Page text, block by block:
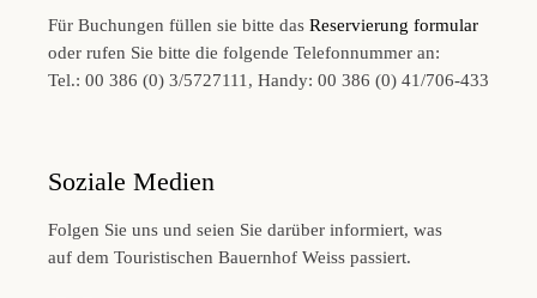
Für Buchungen füllen sie bitte das Reservierung formular
oder rufen Sie bitte die folgende Telefonnummer an:
Tel.: 00 386 (0) 3/5727111, Handy: 00 386 (0) 41/706-433
Soziale Medien
Folgen Sie uns und seien Sie darüber informiert, was
auf dem Touristischen Bauernhof Weiss passiert.